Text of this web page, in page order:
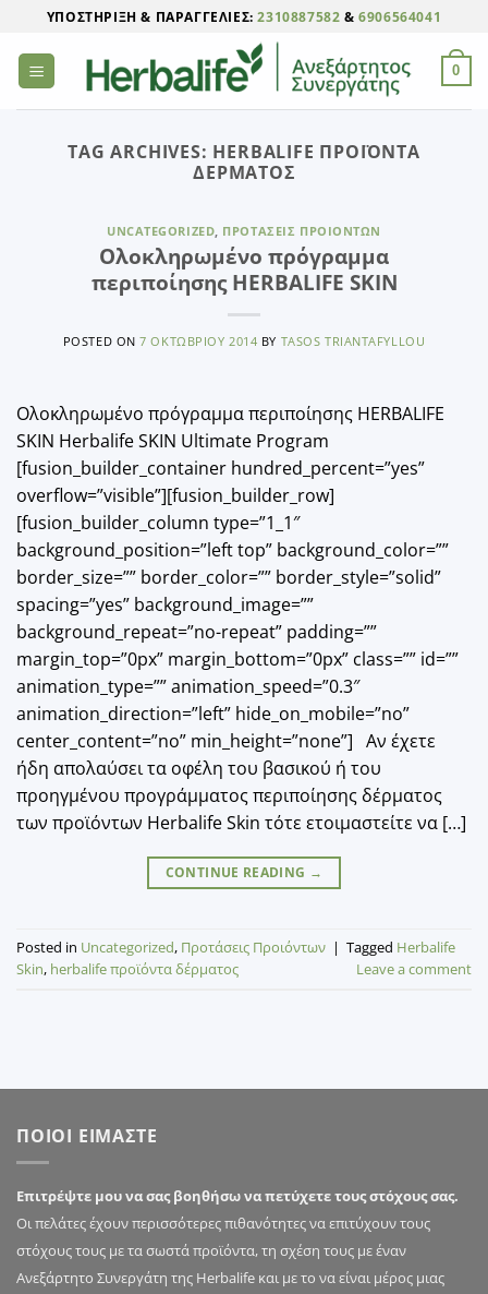
Μετάβαση
περιεχόμενο
ΥΠΟΣΤΉΡΙΞΗ & ΠΑΡΑΓΓΕΛΊΕΣ:2310887582 &6906564041
0
TAG ARCHIVES: HERBALIFE ΠΡΟΪΌΝΤΑ
ΔΈΡΜΑΤΟΣ
UNCATEGORIZED, ΠΡΟΤΆΣΕΙΣ ΠΡΟΙΌΝΤΩΝ
Ολοκληρωμένο πρόγραμμα
περιποίησης HERBALIFE SKIN
POSTED ON7 ΟΚΤΩΒΡΊΟΥ 2014 BY TASOS TRIANTAFYLLOU
Ολοκληρωμένο πρόγραμμα περιποίησης HERBALIFE
SKIN Herbalife SKIN Ultimate Program
[fusion_builder_container hundred_percent=”yes”
overflow=”visible”][fusion_builder_row]
[fusion_builder_column type=”1_1″
background_position=”left top” background_color=””
border_size=”” border_color=”” border_style=”solid”
spacing=”yes” background_image=””
background_repeat=”no-repeat” padding=””
margin_top=”0px” margin_bottom=”0px” class=”” id=””
animation_type=”” animation_speed=”0.3″
animation_direction=”left” hide_on_mobile=”no”
center_content=”no” min_height=”none”] Αν έχετε
ήδη απολαύσει τα οφέλη του βασικού ή του
προηγμένου προγράμματος περιποίησης δέρματος
των προϊόντων Herbalife Skin τότε ετοιμαστείτε να […]
CONTINUE READING →
Posted in Uncategorized, Προτάσεις Προιόντων | Tagged Herbalife
Skin, herbalife προϊόντα δέρματος Leave a comment
ΠΟΙΟΙ ΕΙΜΑΣΤΕ
Επιτρέψτε μου να σας βοηθήσω να πετύχετε τους στόχους σας.
Οι πελάτες έχουν περισσότερες πιθανότητες να επιτύχουν τους
στόχους τους με τα σωστά προϊόντα, τη σχέση τους με έναν
Ανεξάρτητο Συνεργάτη της Herbalife και με το να είναι μέρος μιας